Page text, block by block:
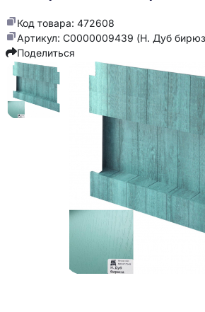
Код товара: 472608
Артикул: С0000009439 (Н. Дуб
Поделиться